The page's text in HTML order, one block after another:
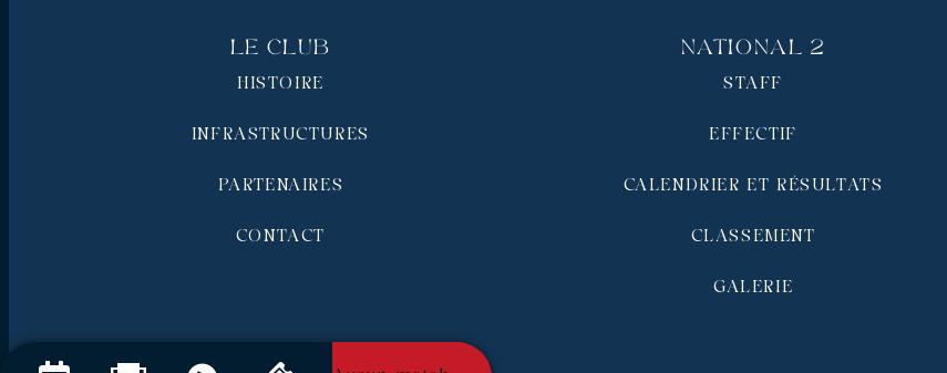
Le Club
HISTOIRE
INFRASTRUCTURES
PARTENAIRES
CONTACT
National 2
STAFF
EFFECTIF
CALENDRIER ET RÉSULTATS
CLASSEMENT
GALERIE